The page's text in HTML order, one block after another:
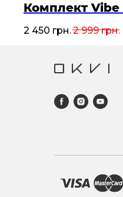
Комплект
2 450 грн.2 999 грн.